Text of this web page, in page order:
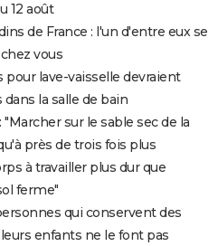
12 août
de France : l'un d'entre eux se
vous
pour lave-vaisselle devraient
la salle de bain
sur le sable sec de la
près de trois fois plus
à travailler plus dur que
ferme"
qui conservent des
enfants ne le font pas